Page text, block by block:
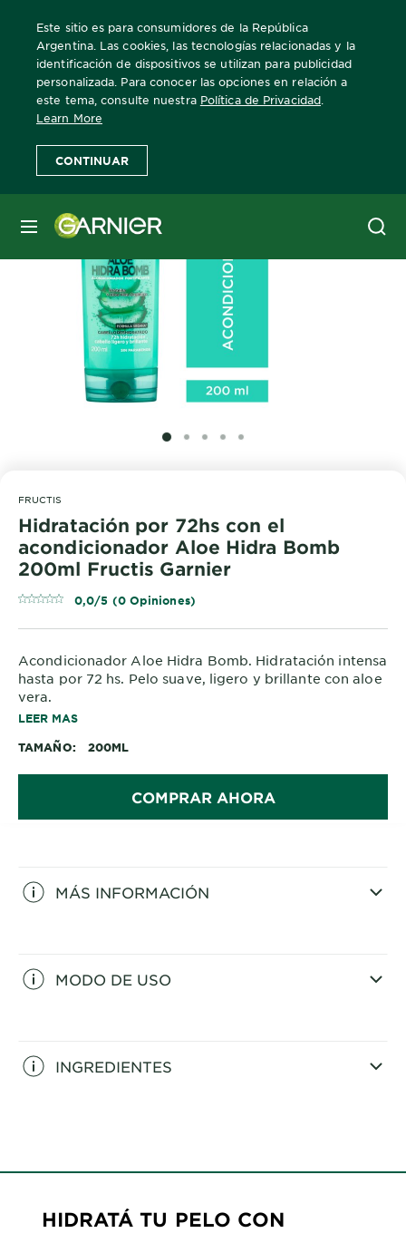
Este sitio es para consumidores de la República
Argentina. Las cookies, las tecnologías relacionadas y la
identificación de dispositivos se utilizan para publicidad
personalizada. Para conocer las opciones en relación a
este tema, consulte nuestra Política de Privacidad
Learn More
CONTINUAR
MENÚ
Home Fructis Acondicionador Fructis Aloe Hidra Bomb |
SLIDE 1
SLIDE 2
SLIDE 3
SLIDE 4
SLIDE 5
FRUCTIS
Hidratación por 72hs con el
acondicionador Aloe Hidra Bomb
200ml Fructis Garnier
0,0/5 (0 Opiniones)
Acondicionador Aloe Hidra Bomb. Hidratación intensa
hasta por 72 hs. Pelo suave, ligero y brillante con aloe
vera.
le dará a tu pelo 72h de Hidratación para un pelo
LEER MAS
TAMAÑO 200ML
COMPRAR AHORA
MÁS INFORMACIÓN
MODO DE USO
INGREDIENTES
HIDRATÁ TU PELO CON